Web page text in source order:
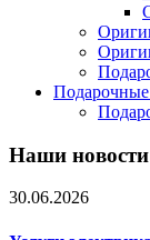
Наши новости
30.06.2026